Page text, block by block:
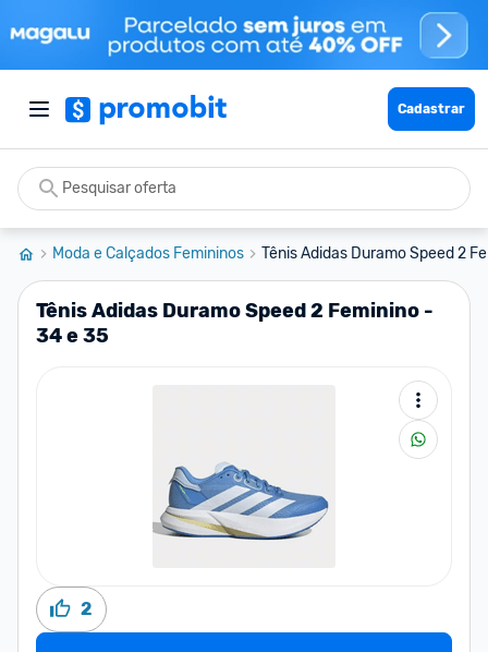
Cadastrar
Moda e Calçados Femininos Tênis Adidas Duramo Speed 2
Tênis Adidas Duramo Speed 2 Feminino -
34 e 35
2